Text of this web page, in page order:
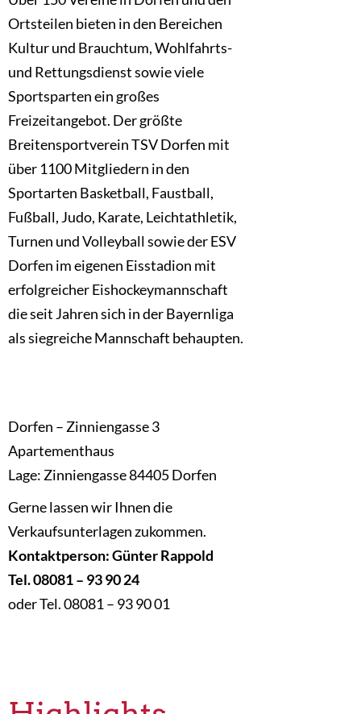
Ortsteilen bieten in den Bereichen
Kultur und Brauchtum, Wohlfahrts-
und Rettungsdienst sowie viele
Sportsparten ein großes
Freizeitangebot. Der größte
Breitensportverein TSV Dorfen mit
über 1100 Mitgliedern in den
Sportarten Basketball, Faustball,
Fußball, Judo, Karate, Leichtathletik,
Turnen und Volleyball sowie der ESV
Dorfen im eigenen Eisstadion mit
erfolgreicher Eishockeymannschaft
die seit Jahren sich in der Bayernliga
als siegreiche Mannschaft behaupten.
Dorfen – Zinniengasse 3
Apartementhaus
Lage: Zinniengasse 84405 Dorfen
Gerne lassen wir Ihnen die
Verkaufsunterlagen zukommen.
Kontaktperson: Günter Rappold
Tel. 08081 – 93 90 24
oder Tel. 08081 – 93 90 01